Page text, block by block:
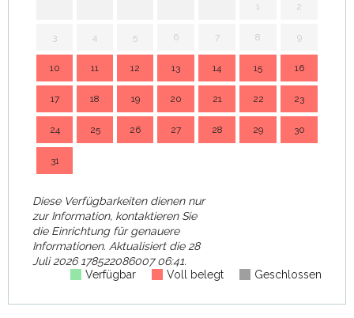
1 2
3 4 5 6 7 8 9
10 11 12 13 14 15 16
17 18 19 20 21 22 23
24 25 26 27 28 29 30
31
Diese Verfügbarkeiten dienen nur
zur Information, kontaktieren Sie
die Einrichtung für genauere
Informationen. Aktualisiert die28
Juli 2026 178522086007 06:41.
Verfügbar
Voll belegt Geschlossen